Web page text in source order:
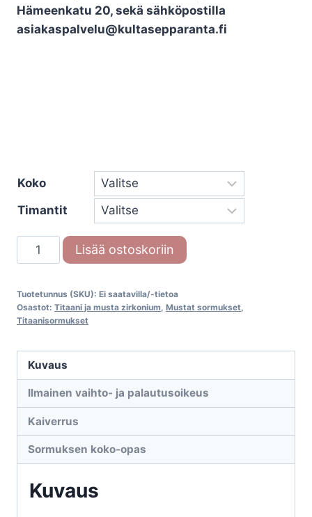
Hämeenkatu 20, sekä sähköpostilla
asiakaspalvelu@kultasepparanta.fi
Koko
Timantit
Black
and
Zirkoniumsormus
14/30060-
määrä
Lisää ostoskoriin
Tuotetunnus (SKU): Ei saatavilla/-tietoa
Osastot: Titaani ja musta zirkonium, Mustat sormukset,
Titaanisormukset
Kuvaus
Ilmainen vaihto- ja palautusoikeus
Kaiverrus
Sormuksen koko-opas
Kuvaus